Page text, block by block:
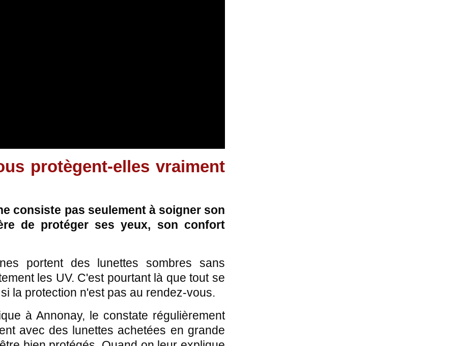
protègent-elles vraiment
consiste pas seulement à soigner son
de protéger ses yeux, son confort
portent des lunettes sombres sans
les UV. C'est pourtant là que tout se
la protection n'est pas au rendez-vous.
à Annonay, le constate régulièrement
avec des lunettes achetées en grande